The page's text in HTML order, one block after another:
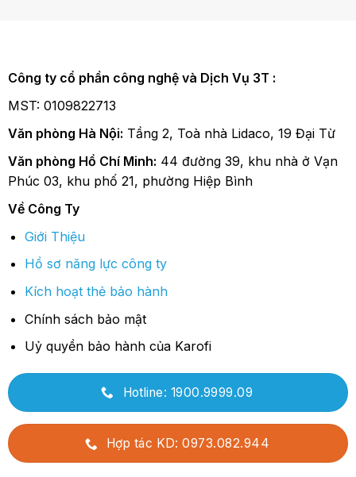
Công ty cổ phần công nghệ và Dịch Vụ 3T :
MST: 0109822713
Văn phòng Hà Nội: Tầng 2, Toà nhà Lidaco, 19 Đại Từ
Văn phòng Hồ Chí Minh: 44 đường 39, khu nhà ở Vạn
Phúc 03, khu phố 21, phường Hiệp Bình
Về Công Ty
Giới Thiệu
Hồ sơ năng lực công ty
Kích hoạt thẻ bảo hành
Chính sách bảo mật
Uỷ quyền bảo hành của Karofi
Hotline: 1900.9999.09
Hợp tác KD: 0973.082.944